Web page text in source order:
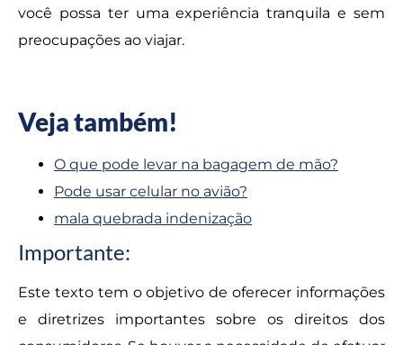
você possa ter uma experiência tranquila e sem
preocupações ao viajar.
Veja também!
O que pode levar na bagagem de mão?
Pode usar celular no avião?
mala quebrada indenização
Importante:
Este texto tem o objetivo de oferecer informações
e diretrizes importantes sobre os direitos dos